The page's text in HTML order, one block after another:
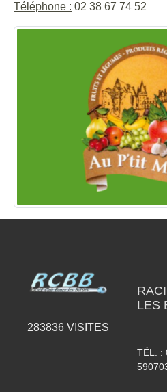
Téléphone : 02 38 67 74 52
283836 VISITES
LES
TÉL. :